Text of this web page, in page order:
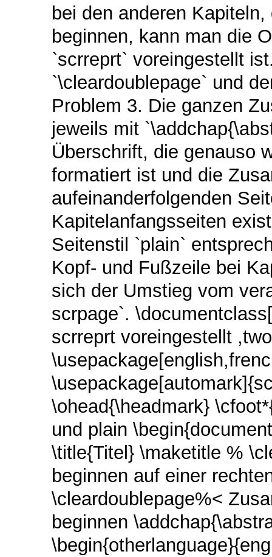
bei den anderen
beginnen, kann man die
`scrreprt` voreingestellt
`\cleardoublepage` und
Problem 3. Die ganzen
jeweils mit
Überschrift, die genauso
formatiert ist und die
aufeinanderfolgenden
Kapitelanfangsseiten
Seitenstil `plain`
Kopf- und Fußzeile bei
sich der Umstieg vom
scrpage`.
scrreprt voreingestellt
\ohead{\headmark}
und plain
\title{Titel} \maketitle %
beginnen auf einer
\cleardoublepage%<
beginnen